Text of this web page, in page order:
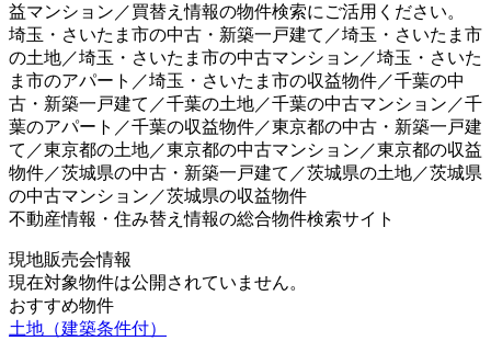
益マンション／買替え情報の物件検索にご活用ください。
埼玉・さいたま市の中古・新築一戸建て／埼玉・さいたま市
の土地／埼玉・さいたま市の中古マンション／埼玉・さいた
ま市のアパート／埼玉・さいたま市の収益物件／千葉の中
古・新築一戸建て／千葉の土地／千葉の中古マンション／千
葉のアパート／千葉の収益物件／東京都の中古・新築一戸建
て／東京都の土地／東京都の中古マンション／東京都の収益
物件／茨城県の中古・新築一戸建て／茨城県の土地／茨城県
の中古マンション／茨城県の収益物件
不動産情報・住み替え情報の総合物件検索サイト
現地販売会情報
現在対象物件は公開されていません。
おすすめ物件
土地（建築条件付）